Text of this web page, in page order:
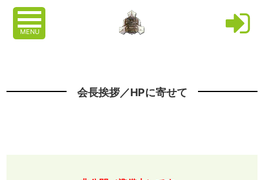
MENU
会長挨拶／HPに寄せて